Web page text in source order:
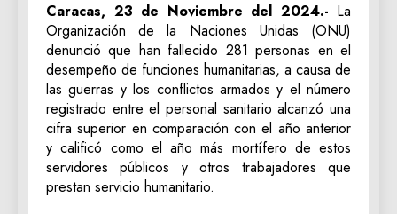
Caracas, 23 de Noviembre del 2024.- La
Organización de la Naciones Unidas (ONU)
denunció que han fallecido 281 personas en el
desempeño de funciones humanitarias, a causa de
las guerras y los conflictos armados y el número
registrado entre el personal sanitario alcanzó una
cifra superior en comparación con el año anterior
y calificó como el año más mortífero de estos
servidores públicos y otros trabajadores que
prestan servicio humanitario.